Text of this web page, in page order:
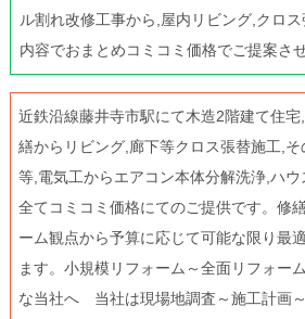
ル割れ改修工事から,屋内リビング,クロ
内容でおまとめコミコミ価格でご提案さ
近鉄沿線藤井寺市駅にて木造2階建て住
繕からリビング,廊下等クロス張替施工,
等,電気工からエアコン本体分解洗浄,ハ
全てコミコミ価格にてのご提供です。修
ーム観点から予算に応じて可能な限り最
ます。小規模リフォーム～全面リフォー
な当社へ 当社は現場地調査～施工計画